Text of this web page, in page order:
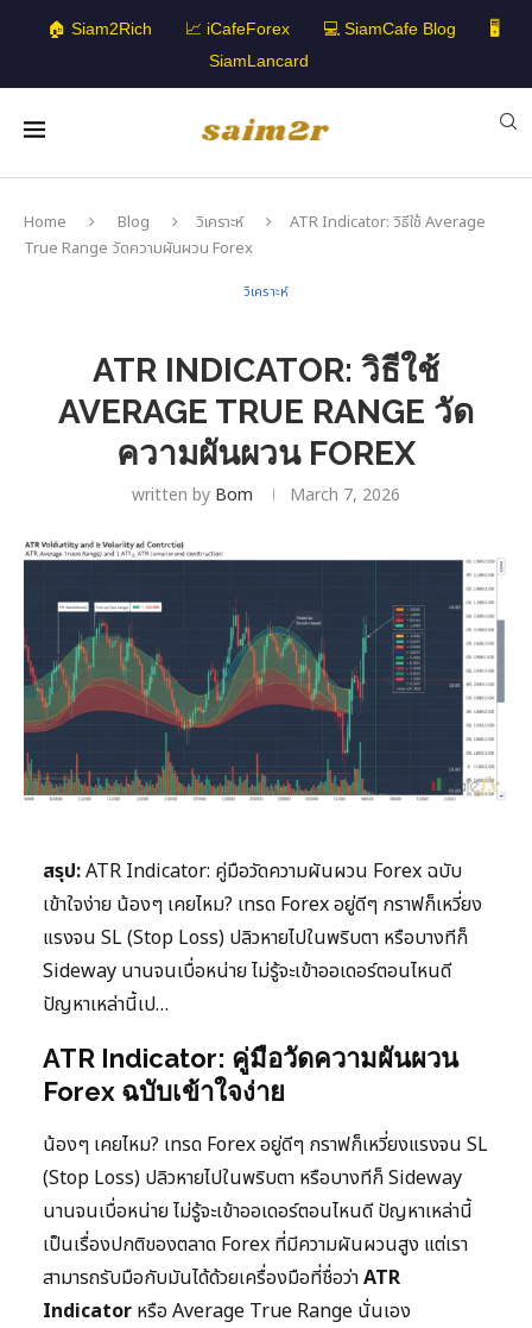
🏠 Siam2Rich 📈 iCafeForex 💻 SiamCafe Blog
🖥️
SiamLancard
Home Blog วิเคราะห์
ATR Indicator: วิธีใช้ Average
True Range วัดความผันผวน Forex
วิเคราะห์
ATR INDICATOR: วิธีใช้
AVERAGE TRUE RANGE วัด
ความผันผวน FOREX
written by Bom March 7, 2026
สรุป:ATR Indicator: คู่มือวัดความผันผวน Forex ฉบับ
เข้าใจง่าย น้องๆ เคยไหม? เทรด Forex อยู่ดีๆ กราฟก็เหวี่ยง
แรงจน SL (Stop Loss) ปลิวหายไปในพริบตา หรือบางทีก็
Sideway นานจนเบื่อหน่าย ไม่รู้จะเข้าออเดอร์ตอนไหนดี
ปัญหาเหล่านี้เป…
ATR Indicator: คู่มือวัดความผันผวน
Forex ฉบับเข้าใจง่าย
น้องๆ เคยไหม? เทรด Forex อยู่ดีๆ กราฟก็เหวี่ยงแรงจน SL
(Stop Loss) ปลิวหายไปในพริบตา หรือบางทีก็ Sideway
นานจนเบื่อหน่าย ไม่รู้จะเข้าออเดอร์ตอนไหนดี ปัญหาเหล่านี้
เป็นเรื่องปกติของตลาด Forex ที่มีความผันผวนสูง แต่เรา
สามารถรับมือกับมันได้ด้วยเครื่องมือที่ชื่อว่าATR
Indicator หรือ Average True Range นั่นเอง